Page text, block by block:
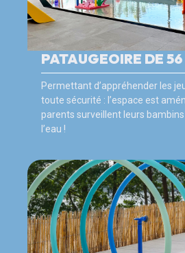
PATAUGEOIRE DE 56
Permettant d’appréhender les
toute sécurité : l’espace est
parents surveillent leurs
l’eau !